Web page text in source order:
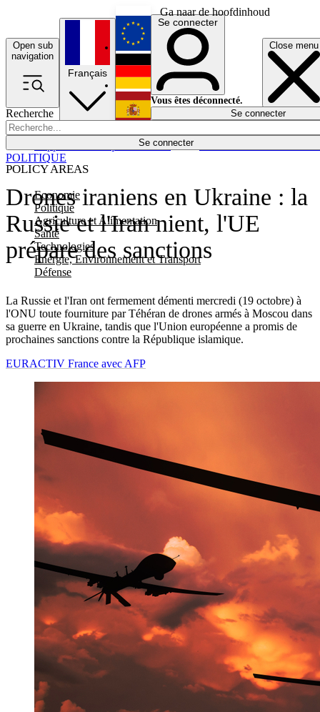
Ga naar de hoofdinhoud
Open sub
navigation
Close menu
Recherche
Se connecter
POLICY AREAS
Economie
Politique
Agriculture et Alimentation
Santé
Technologies
Energie, Environnement et Transport
Défense
Économie
Français
English
Deutsch
Español
Se connecter
Vous êtes déconnecté.
Se connecter
Drones iraniens en Ukraine : la
Russie et l'Iran nient, l'UE
prépare des sanctions
La Russie et l'Iran ont fermement démenti mercredi (19 octobre) à
l'ONU toute fourniture par Téhéran de drones armés à Moscou dans
sa guerre en Ukraine, tandis que l'Union européenne a promis de
prochaines sanctions contre la République islamique.
POLITIQUE
EURACTIV France avec AFP